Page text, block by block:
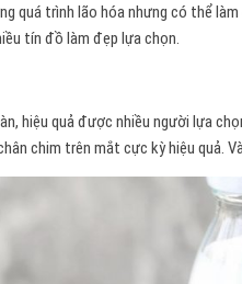
quá trình lão hóa nhưng có thể
tín đồ làm đẹp lựa chọn.
hiệu quả được nhiều người lựa
chim trên mắt cực kỳ hiệu quả.